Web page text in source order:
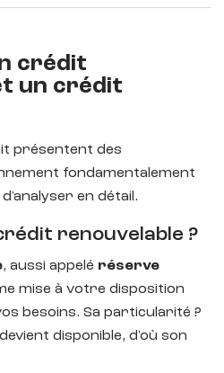
crédit
un crédit
présentent des
fondamentalement
en détail.
renouvelable ?
, aussi appelé réserve
mise à votre disposition
besoins. Sa particularité ?
disponible, d'où son